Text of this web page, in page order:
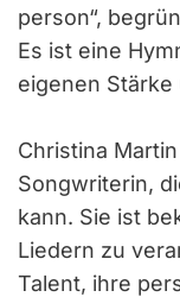
person“,
Es ist eine
eigenen
Christina
Songwriterin,
kann. Sie ist
Liedern zu
Talent, ihre